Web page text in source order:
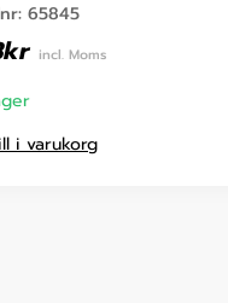
65845
kr incl. Moms
i varukorg